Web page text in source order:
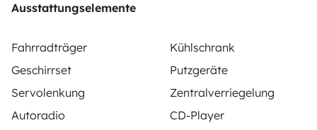
Ausstattungselemente
Fahrradträger
Kühlschrank
Geschirrset
Putzgeräte
Servolenkung
Zentralverriegelung
Autoradio
CD-Player